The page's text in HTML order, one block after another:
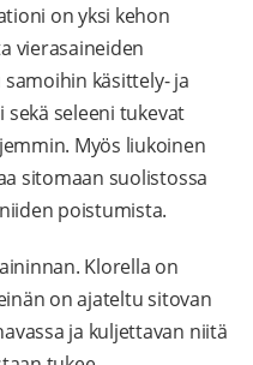
on yksi kehon
vierasaineiden
käsittely- ja
seleeni tukevat
Myös liukoinen
sitomaan suolistossa
poistumista.
Klorella on
on ajateltu sitovan
ja kuljettavan niitä